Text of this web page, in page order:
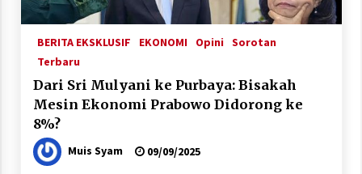
BERITA EKSKLUSIF EKONOMI Opini Sorotan
Terbaru
Dari Sri Mulyani ke Purbaya: Bisakah
Mesin Ekonomi Prabowo Didorong ke
8%?
Muis Syam 09/09/2025